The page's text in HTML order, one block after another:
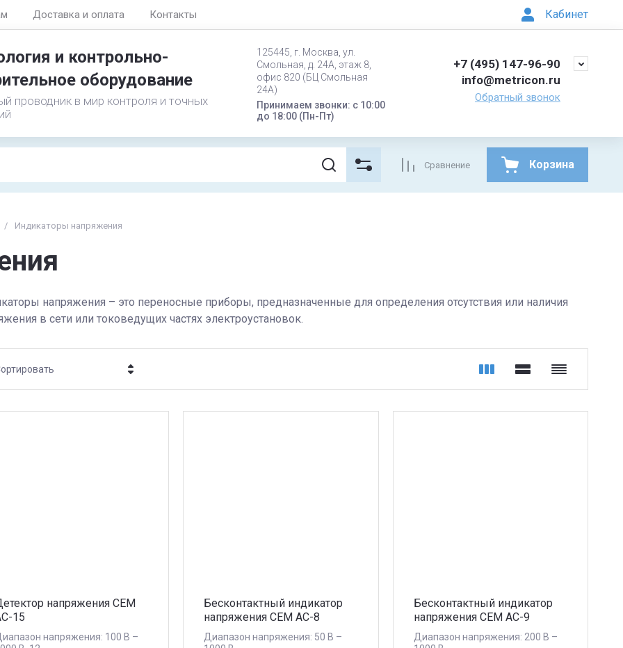
Доставка и оплата Контакты Кабинет
и контрольно-
оборудование
проводник в мир контроля и точных
125445, г. Москва, ул.
Смольная, д. 24А, этаж 8,
офис 820 (БЦ Смольная
24А)
Принимаем звонки: с 10:00
до 18:00 (Пн-Пт)
+7 (495) 147-96-90
info@metricon.ru
Обратный звонок
Сравнение Корзина
/ Индикаторы напряжения
напряжения – это переносные приборы, предназначенные для определения отсутствия или наличия
в сети или токоведущих частях электроустановок.
напряжения CEM
15
напряжения: 100 В –
Бесконтактный индикатор
напряжения CEM AC-8
Диапазон напряжения: 50 В –
Бесконтактный индикатор
напряжения CEM AC-9
Диапазон напряжения: 200 В –